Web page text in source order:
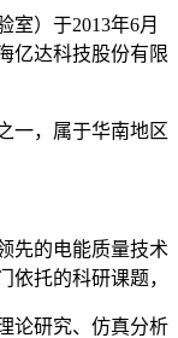
室）于2013年6月
亿达科技股份有限
一，属于华南地区
先的电能质量技术
依托的科研课题，
论研究、仿真分析